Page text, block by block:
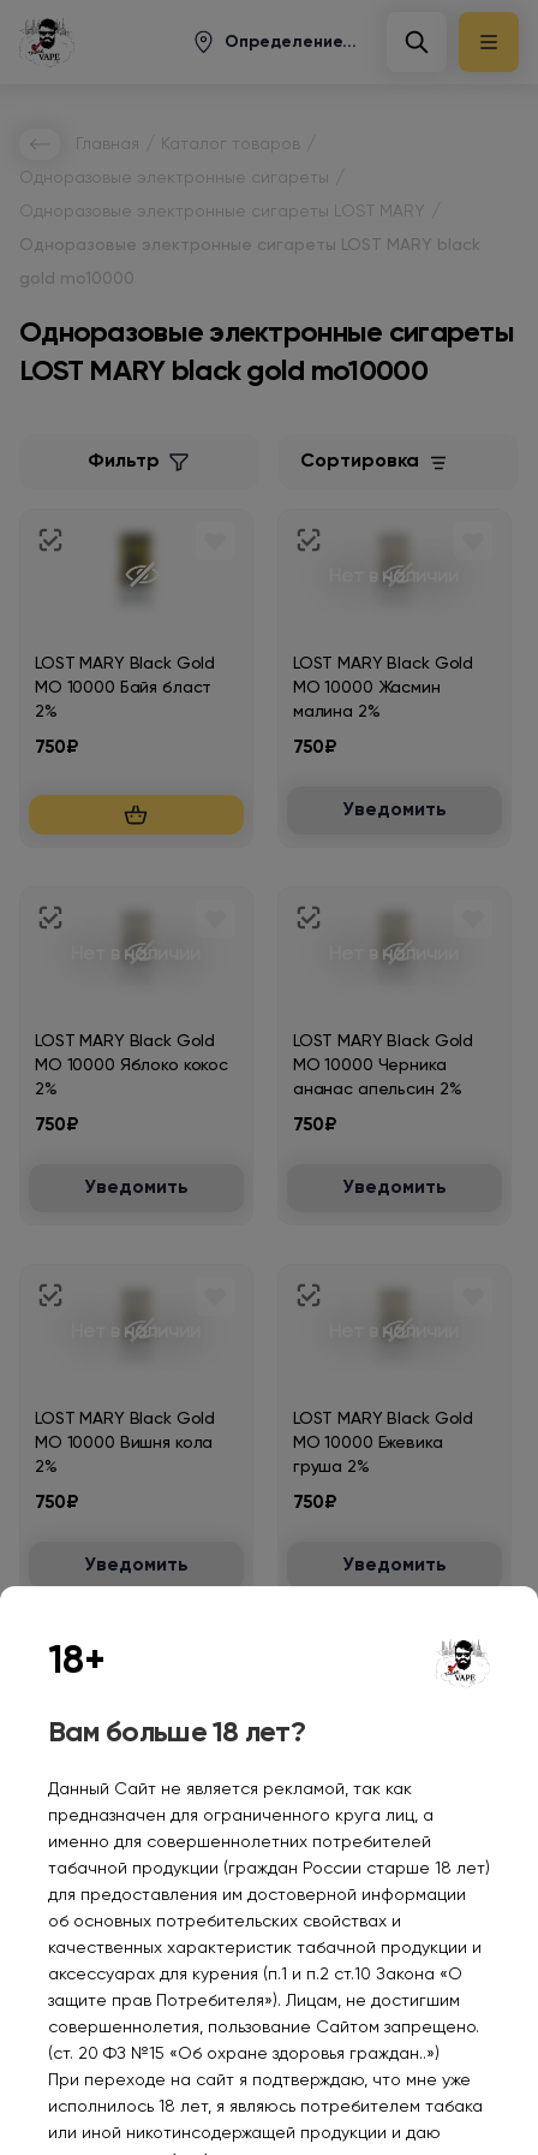
Определение...
Главная Каталог товаров
Одноразовые электронные сигареты
Одноразовые электронные сигареты LOST MARY
Одноразовые электронные сигареты LOST MARY black
gold mo10000
Одноразовые электронные сигареты
LOST MARY black gold mo10000
Фильтр Сортировка
LOST MARY Black Gold
MO 10000 Байя бласт
2%
750₽
Нет в наличии
LOST MARY Black Gold
MO 10000 Жасмин
малина 2%
750₽
Уведомить
Нет в наличии
LOST MARY Black Gold
MO 10000 Яблоко кокос
2%
750₽
Уведомить
Нет в наличии
LOST MARY Black Gold
MO 10000 Черника
ананас апельсин 2%
750₽
Уведомить
Нет в наличии
LOST MARY Black Gold
MO 10000 Вишня кола
2%
750₽
Уведомить
Нет в наличии
LOST MARY Black Gold
MO 10000 Ежевика
груша 2%
750₽
Уведомить
LOST MARY Black Gold
MO 10000 Малина
гранат 2%
Уведомить
LOST MARY Black Gold
MO 10000 Лимон ягода
2%
Уведомить
Нет в наличии Нет в наличии
18+
Вам больше 18 лет?
Данный Сайт не является рекламой, так как
предназначен для ограниченного круга лиц, а
именно для совершеннолетних потребителей
табачной продукции (граждан России старше 18 лет)
для предоставления им достоверной информации
об основных потребительских свойствах и
качественных характеристик табачной продукции и
аксессуарах для курения (п.1 и п.2 ст.10 Закона «О
защите прав Потребителя»). Лицам, не достигшим
совершеннолетия, пользование Сайтом запрещено.
(ст. 20 ФЗ №15 «Об охране здоровья граждан..»)
При переходе на сайт я подтверждаю, что мне уже
исполнилось 18 лет, я являюсь потребителем табака
или иной никотинсодержащей продукции и даю